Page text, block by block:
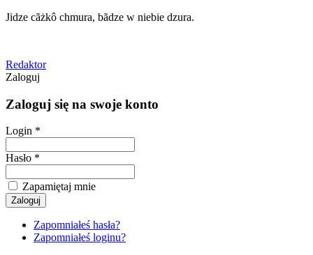
Jidze cãżkô chmura, bãdze w niebie dzura.
Redaktor
Zaloguj
Zaloguj się na swoje konto
Login *
Hasło *
Zapamiętaj mnie
Zapomniałeś hasła?
Zapomniałeś loginu?